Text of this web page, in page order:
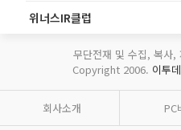
위너스IR클럽
무단전재 및 수집, 복사,
Copyright 2006. 이투
회사소개 PC